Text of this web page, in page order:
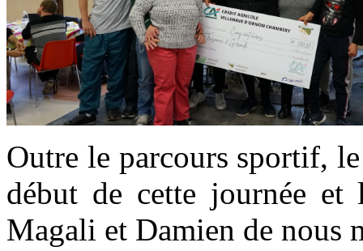
Outre le parcours sportif,
début de cette journée et
Magali et Damien de nous